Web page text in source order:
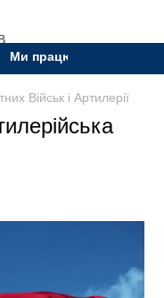
працюємо. Все буде
Військ і Артилерії